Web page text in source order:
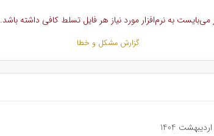
به نرم‌افزار مورد نیاز هر فایل تسلط کافی داشته باشد.
گزارش مشکل و خطا